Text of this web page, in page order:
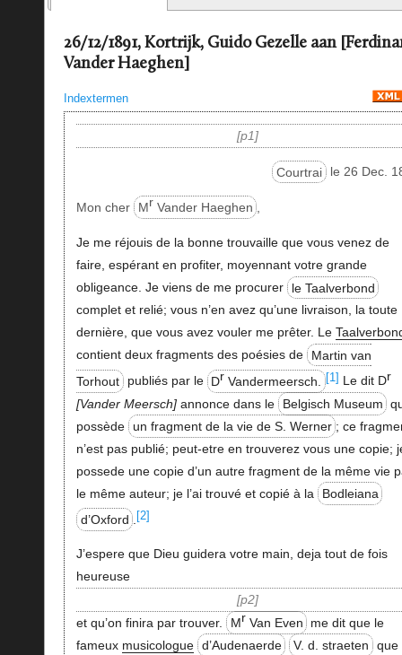
26/12/1891, Kortrijk, Guido Gezelle aan
Vander Haeghen]
Indextermen
p1
Courtrai le 26 Dec.
Mon cher Mr Vander Haeghen
Je me réjouis de la bonne trouvaille que vous venez de
faire, espérant en profiter, moyennant votre grande
obligeance. Je viens de me procurer
le Taalverbond
complet et relié; vous n’en avez qu’une livraison, la toute
dernière, que vous avez vouler me prêter. Le
contient deux fragments des poésies de
Martin van
Torhout publiés par le Dr Vandermeersch. [1] Le dit Dr
Vander Meersch annonce dans le Belgisch Museum
possède
un fragment de la vie de S. Werner ; ce
n’est pas publié; peut-etre en trouverez vous une copie;
possede une copie d’un autre fragment de la même vie
le même auteur; je l’ai trouvé et copié à la
Bodleiana
d’Oxford
[2]
J’espere que Dieu guidera votre main, deja tout de fois
heureuse
p2
et qu’on finira par trouver.
Mr Van Even
me dit que le
fameux musicologue d’Audenaerde V. d. straeten
que